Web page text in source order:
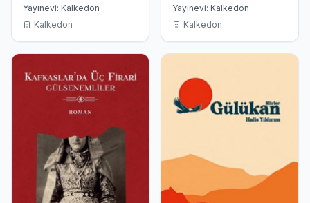
Hukukları
Yayınevi: Kalkedon
Kalkedon
İletişim Sosyolojisi
Odağında Eleştirel
Yayınevi: Kalkedon
Kalkedon